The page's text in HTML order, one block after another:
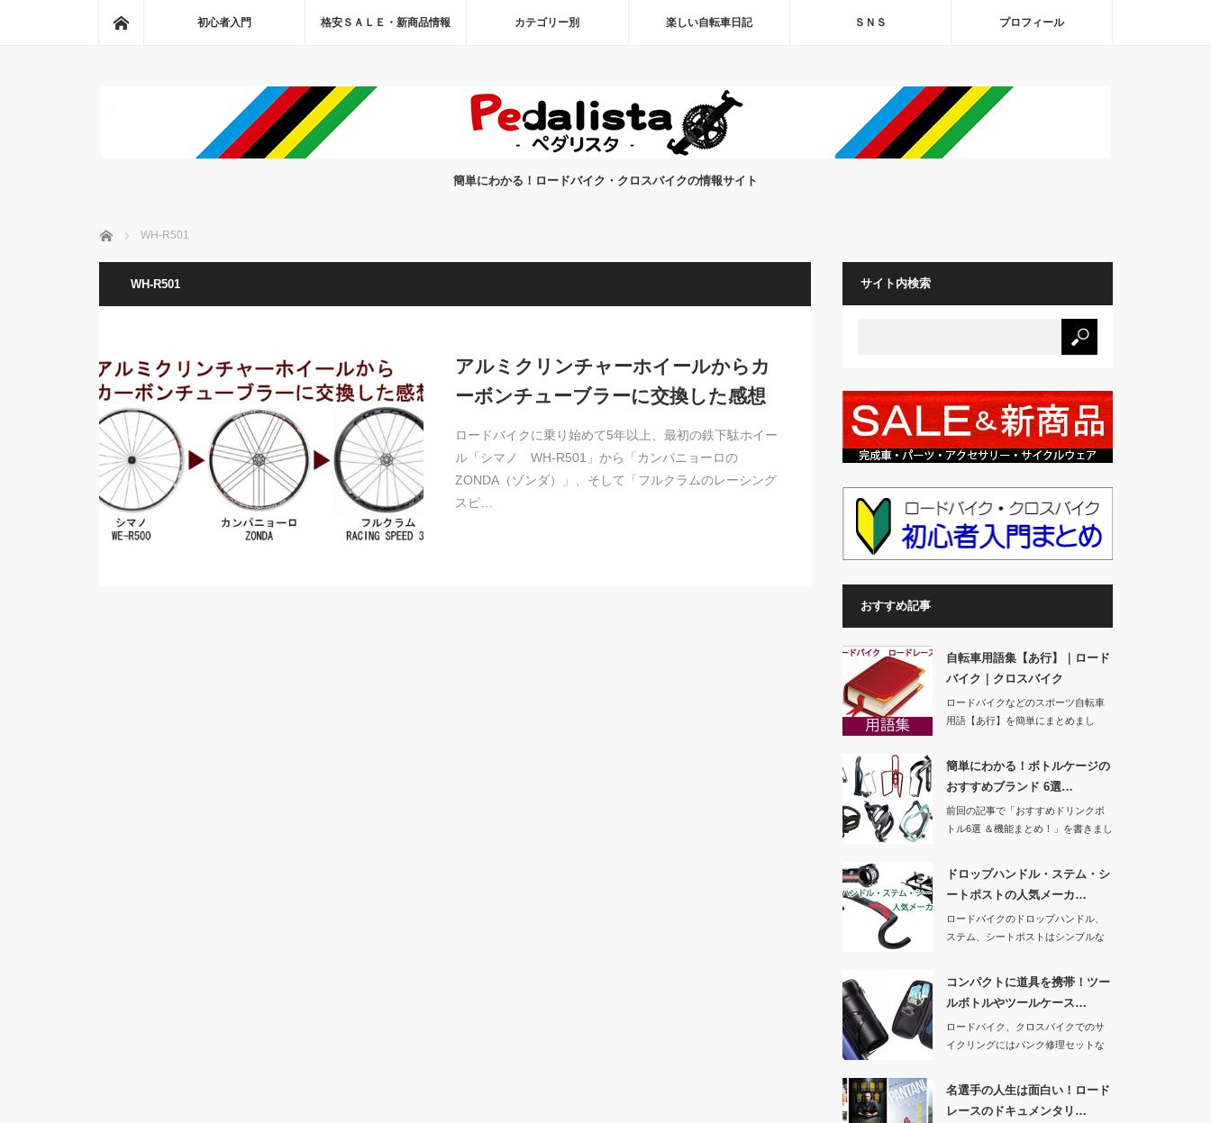
初心者入門 格安ＳＡＬＥ・新商品情報 カテゴリー別 楽しい自転車日記 ＳＮＳ プロフィール
簡単にわかる！ロードバイク・クロスバイクの情報サイト
ホーム WH-R501
WH-R501
アルミクリンチャーホイールからカ
ーボンチューブラーに交換した感想
ロードバイクに乗り始めて5年以上、最初の鉄下駄ホイー
ル「シマノ WH-R501」から「カンパニョーロの
ZONDA（ゾンダ）」、そして「フルクラムのレーシング
スピ…
サイト内検索
おすすめ記事
自転車用語集【あ行】｜ロード
バイク｜クロスバイク
ロードバイクなどのスポーツ自転車
用語【あ行】を簡単にまとめまし
簡単にわかる！ボトルケージの
おすすめブランド 6選…
前回の記事で「おすすめドリンクボ
トル6選 ＆機能まとめ！」を書きまし
ドロップハンドル・ステム・シ
ートポストの人気メーカ…
ロードバイクのドロップハンドル、
ステム、シートポストはシンプルな
コンパクトに道具を携帯！ツー
ルボトルやツールケース…
ロードバイク、クロスバイクでのサ
イクリングにはパンク修理セットな
名選手の人生は面白い！ロード
レースのドキュメンタリ…